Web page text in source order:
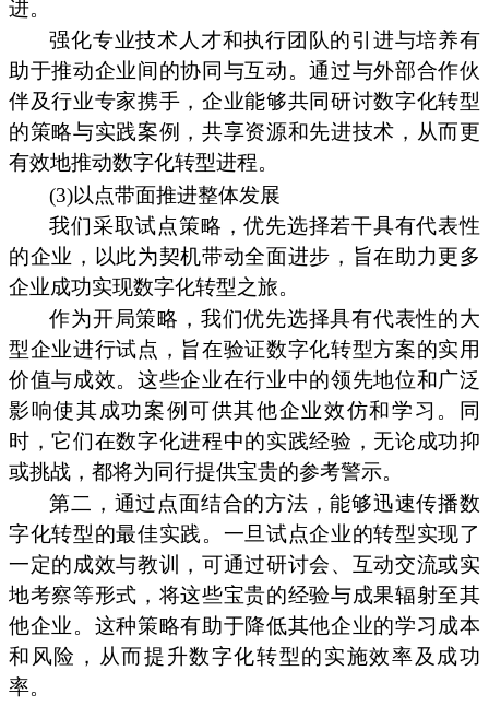
进。
强化专业技术人才和执行团队的引进与培养有
助于推动企业间的协同与互动。通过与外部合作伙
伴及行业专家携手，企业能够共同研讨数字化转型
的策略与实践案例，共享资源和先进技术，从而更
有效地推动数字化转型进程。
(3)以点带面推进整体发展
我们采取试点策略，优先选择若干具有代表性
的企业，以此为契机带动全面进步，旨在助力更多
企业成功实现数字化转型之旅。
作为开局策略，我们优先选择具有代表性的大
型企业进行试点，旨在验证数字化转型方案的实用
价值与成效。这些企业在行业中的领先地位和广泛
影响使其成功案例可供其他企业效仿和学习。同
时，它们在数字化进程中的实践经验，无论成功抑
或挑战，都将为同行提供宝贵的参考警示。
第二，通过点面结合的方法，能够迅速传播数
字化转型的最佳实践。一旦试点企业的转型实现了
一定的成效与教训，可通过研讨会、互动交流或实
地考察等形式，将这些宝贵的经验与成果辐射至其
他企业。这种策略有助于降低其他企业的学习成本
和风险，从而提升数字化转型的实施效率及成功
率。